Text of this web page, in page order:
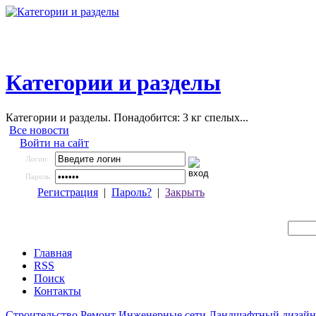
Категории и разделы
Категории и разделы. Понадобится: 3 кг спелых...
Все новости
Войти на сайт
Логин:
Пароль:
Регистрация | Пароль? | Закрыть
Главная
RSS
Поиск
Контакты